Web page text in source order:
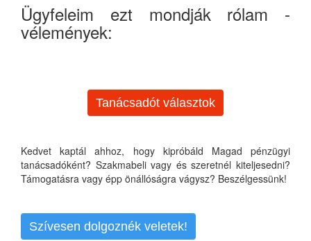
Ügyfeleim ezt mondják rólam -
vélemények:
Tanácsadót választok
Kedvet kaptál ahhoz, hogy kipróbáld Magad pénzügyi
tanácsadóként? Szakmabeli vagy és szeretnél kiteljesedni?
Támogatásra vagy épp önállóságra vágysz? Beszélgessünk!
Szívesen dolgoznék veletek!